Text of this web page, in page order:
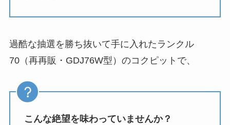
過酷な抽選を勝ち抜いて手に入れたランクル
70（再再販・GDJ76W型）のコクピットで、
こんな絶望を味わっていませんか？